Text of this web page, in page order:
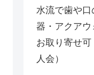
水流で歯や
器・アクアウ
お取り寄せ
人会）